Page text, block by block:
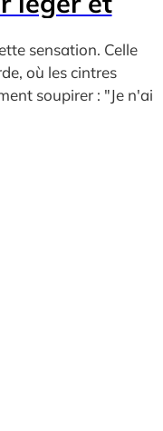
sensation. Celle
où les cintres
soupirer : "Je n'ai